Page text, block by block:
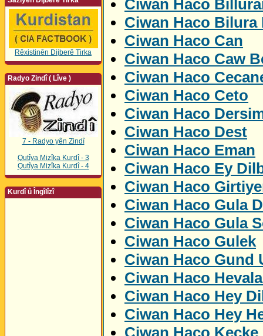
Rêxistinên Dijberê Tirka
Radyo Zindî ( Lîve )
7 - Radyo yên Zindî
Qutîya Mizîka Kurdî - 3
Qutîya Mizîka Kurdî - 4
Kurdî û Îngîlîzî
Ciwan Haco
Ciwan Haco Bilura
Ciwan Haco Can
Ciwan Haco Caw
Ciwan Haco
Ciwan Haco Ceto
Ciwan Haco
Ciwan Haco Dest
Ciwan Haco Eman
Ciwan Haco Ey
Ciwan Haco
Ciwan Haco Gula
Ciwan Haco Gula
Ciwan Haco Gulek
Ciwan Haco Gund
Ciwan Haco
Ciwan Haco Hey
Ciwan Haco Hey
Ciwan Haco Kecke